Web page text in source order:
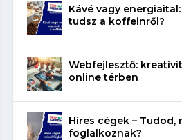
Kávé vagy
tudsz a koffeinről?
Webfejlesztő:
online térben
Híres cégek – Tudod,
foglalkoznak?